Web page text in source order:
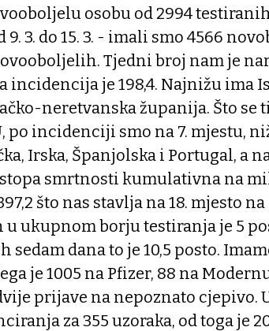
osobu od 2994
9. 3. do 15. 3. - imali smo 4566
Tjedni broj nam je
incidencija je 198,4. Najnižu ima
neretvanska županija. Što se
po incidenciji smo na 7. mjestu,
Irska, Španjolska i Portugal, a
stopa smrtnosti kumulativna na
što nas stavlja na 18. mjesto
ukupnom borju testiranja je 5
sedam dana to je 10,5 posto.
je 1005 na Pfizer, 88 na
prijave na nepoznato cjepivo.
za 355 uzoraka, od toga je